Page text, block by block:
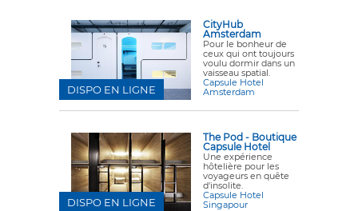
CityHub
Amsterdam
Pour le bonheur de
ceux qui ont toujours
voulu dormir dans un
vaisseau spatial.
Capsule Hotel
Amsterdam
DISPO EN LIGNE
The Pod - Boutique
Capsule Hotel
Une expérience
hôtelière pour les
voyageurs en quête
d'insolite.
Capsule Hotel
Singapour
DISPO EN LIGNE